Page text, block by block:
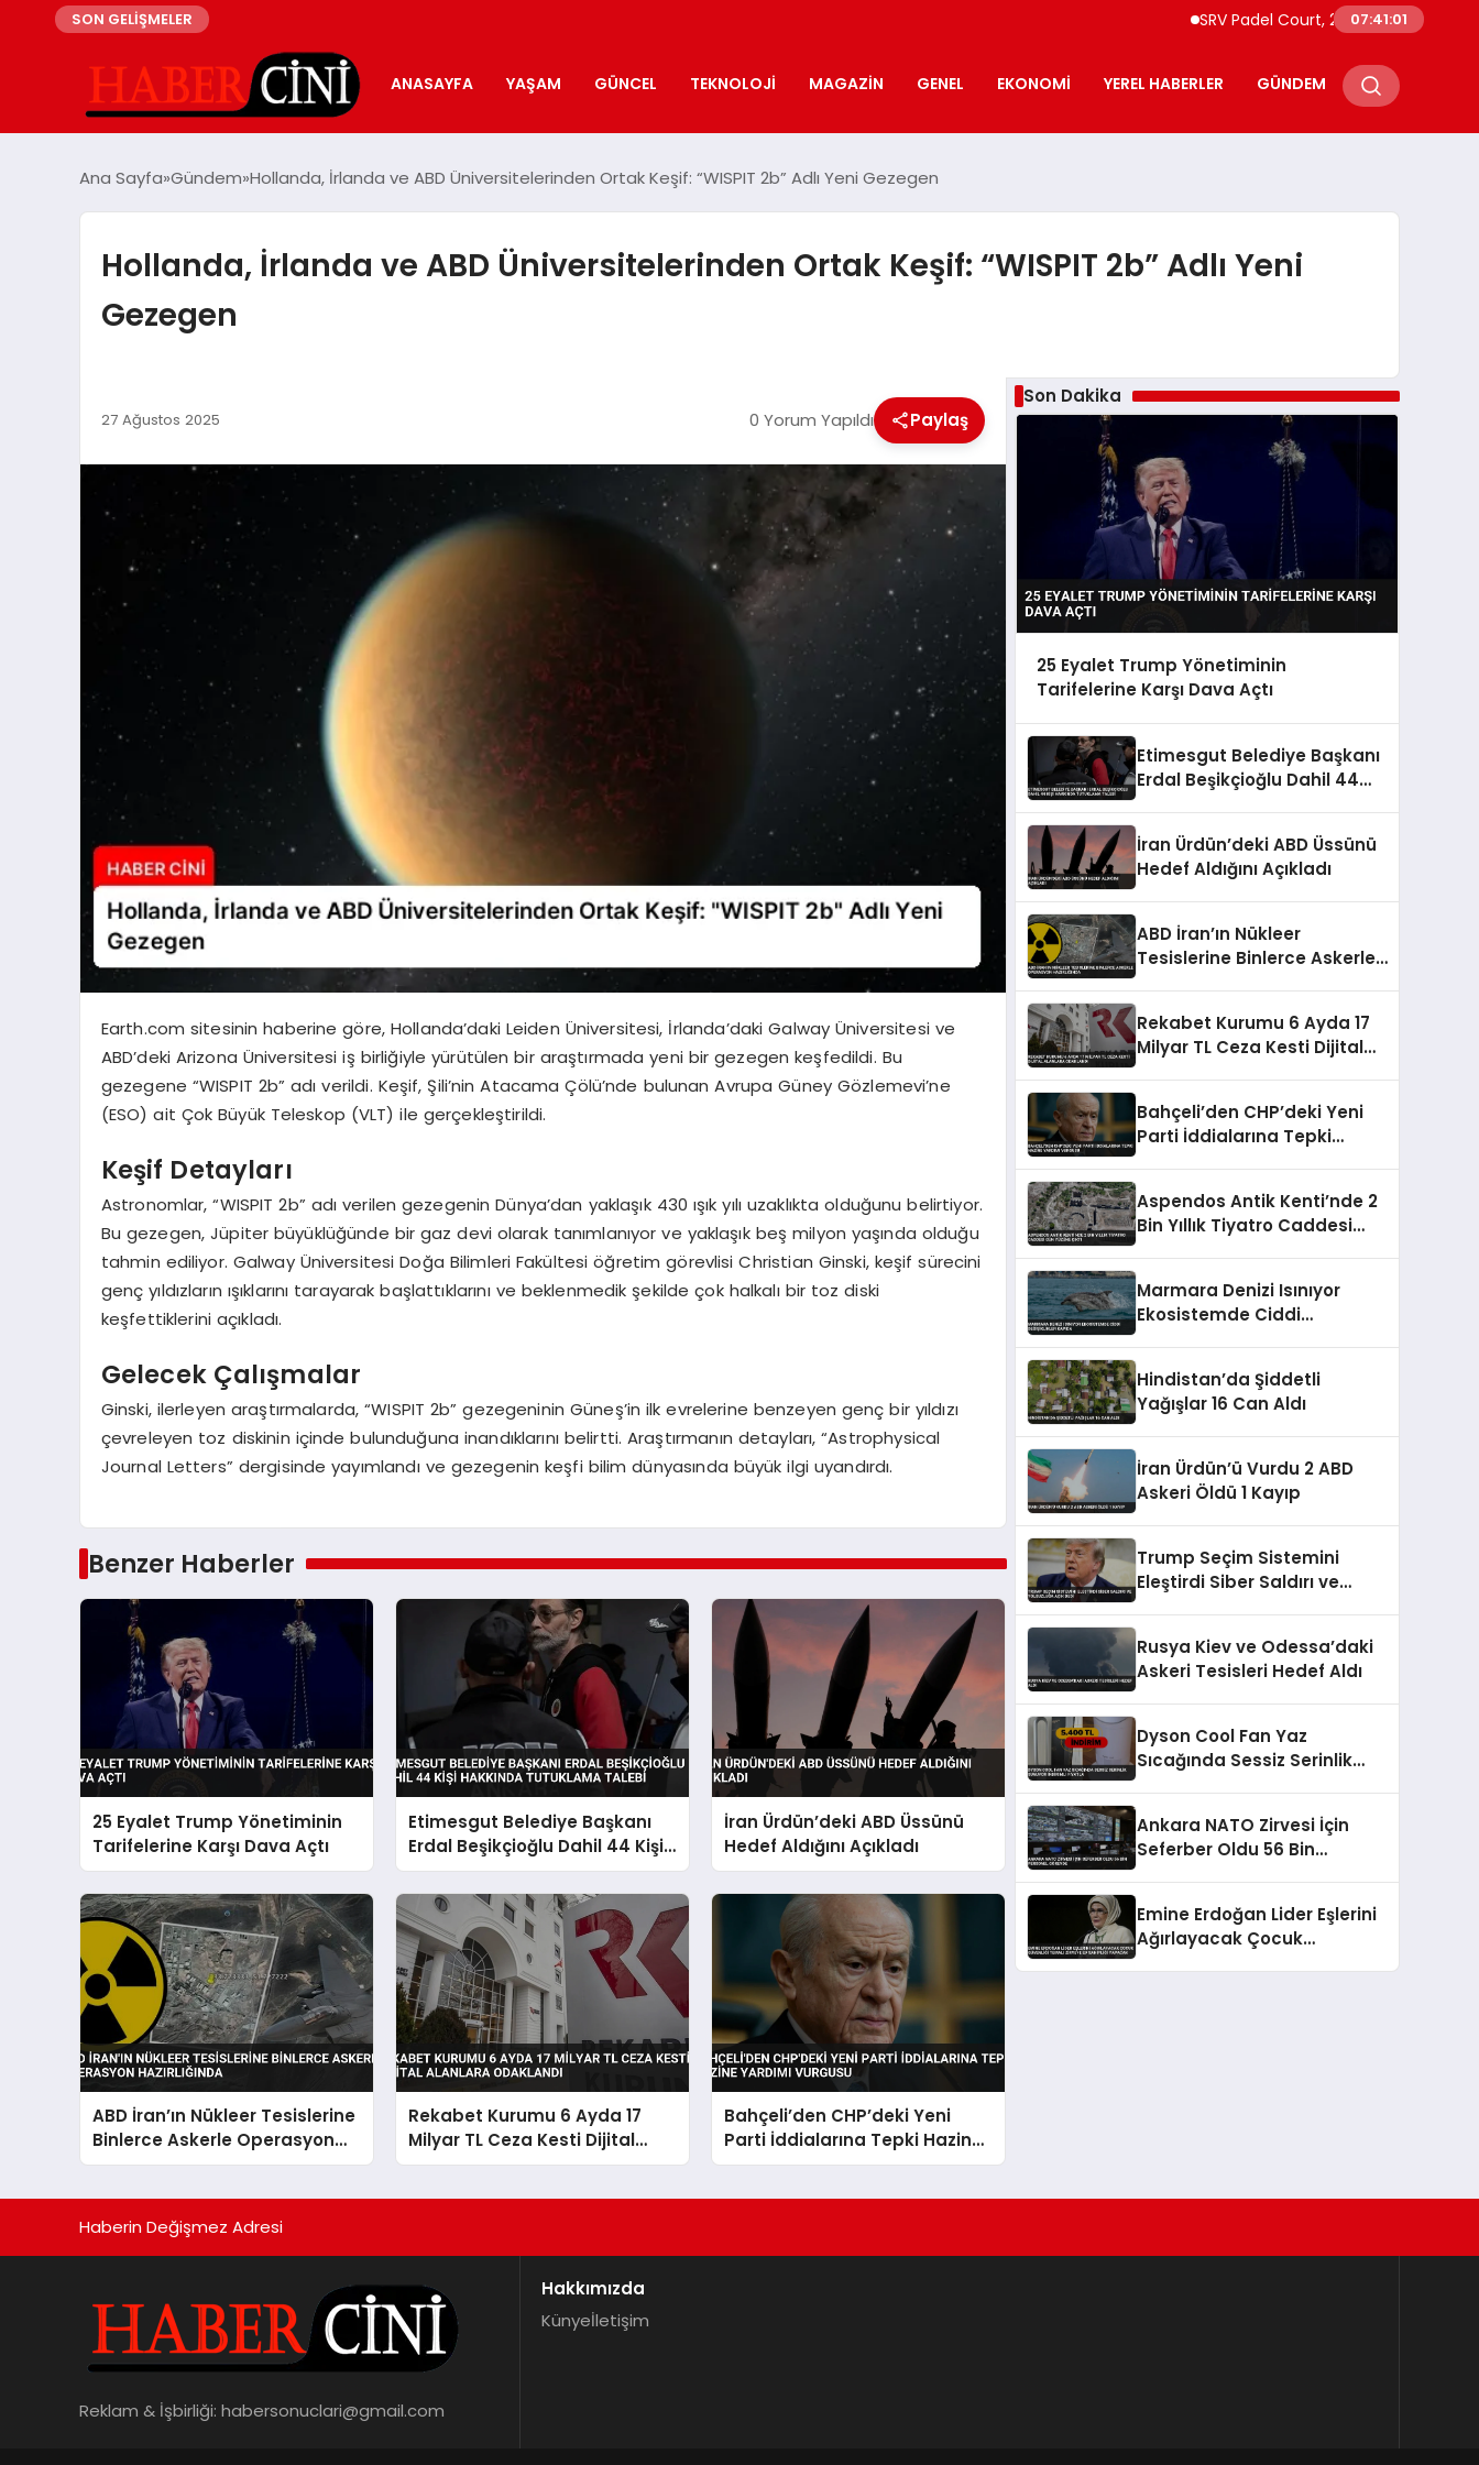
SON GELİŞMELER SRV Padel Court, 24 Ülkeye İhracat
07:41:02
ANASAYFA YAŞAM GÜNCEL TEKNOLOJI MAGAZIN GENEL EKONOMI YEREL HABERLER GÜNDEM
Ana Sayfa Gündem Hollanda, İrlanda ve ABD Üniversitelerinden Ortak Keşif: “WISPIT 2b” Adlı Yeni Gezegen
Hollanda, İrlanda ve ABD Üniversitelerinden Ortak Keşif: “WISPIT 2b” Adlı Yeni
Gezegen
27 Ağustos 2025 0 Yorum Yapıldı Paylaş
Earth.com sitesinin haberine göre, Hollanda’daki Leiden Üniversitesi, İrlanda’daki Galway Üniversitesi ve
ABD’deki Arizona Üniversitesi iş birliğiyle yürütülen bir araştırmada yeni bir gezegen keşfedildi. Bu
gezegene “WISPIT 2b” adı verildi. Keşif, Şili’nin Atacama Çölü’nde bulunan Avrupa Güney Gözlemevi’ne
(ESO) ait Çok Büyük Teleskop (VLT) ile gerçekleştirildi.
Keşif Detayları
Astronomlar, “WISPIT 2b” adı verilen gezegenin Dünya’dan yaklaşık 430 ışık yılı uzaklıkta olduğunu belirtiyor.
Bu gezegen, Jüpiter büyüklüğünde bir gaz devi olarak tanımlanıyor ve yaklaşık beş milyon yaşında olduğu
tahmin ediliyor. Galway Üniversitesi Doğa Bilimleri Fakültesi öğretim görevlisi Christian Ginski, keşif sürecini
genç yıldızların ışıklarını tarayarak başlattıklarını ve beklenmedik şekilde çok halkalı bir toz diski
keşfettiklerini açıkladı.
Gelecek Çalışmalar
Ginski, ilerleyen araştırmalarda, “WISPIT 2b” gezegeninin Güneş’in ilk evrelerine benzeyen genç bir yıldızı
çevreleyen toz diskinin içinde bulunduğuna inandıklarını belirtti. Araştırmanın detayları, “Astrophysical
Journal Letters” dergisinde yayımlandı ve gezegenin keşfi bilim dünyasında büyük ilgi uyandırdı.
Benzer Haberler
25 Eyalet Trump Yönetiminin
Tarifelerine Karşı Dava Açtı
Etimesgut Belediye Başkanı
Erdal Beşikçioğlu Dahil 44 Kişi
Hakkında Tutuklama Talebi
İran Ürdün’deki ABD Üssünü
Hedef Aldığını Açıkladı
ABD İran’ın Nükleer Tesislerine
Binlerce Askerle Operasyon
Hazırlığında
Rekabet Kurumu 6 Ayda 17
Milyar TL Ceza Kesti Dijital
Alanlara Odaklandı
Bahçeli’den CHP’deki Yeni
Parti İddialarına Tepki Hazine
Yardımı Vurgusu
Son Dakika
25 Eyalet Trump Yönetiminin
Tarifelerine Karşı Dava Açtı
Etimesgut Belediye Başkanı
Erdal Beşikçioğlu Dahil 44
İran Ürdün’deki ABD Üssünü
Hedef Aldığını Açıkladı
ABD İran’ın Nükleer
Tesislerine Binlerce Askerle
Rekabet Kurumu 6 Ayda 17
Milyar TL Ceza Kesti Dijital
Bahçeli’den CHP’deki Yeni
Parti İddialarına Tepki
Aspendos Antik Kenti’nde 2
Bin Yıllık Tiyatro Caddesi
Marmara Denizi Isınıyor
Ekosistemde Ciddi
Hindistan’da Şiddetli
Yağışlar 16 Can Aldı
İran Ürdün’ü Vurdu 2 ABD
Askeri Öldü 1 Kayıp
Trump Seçim Sistemini
Eleştirdi Siber Saldırı ve
Rusya Kiev ve Odessa’daki
Askeri Tesisleri Hedef Aldı
Dyson Cool Fan Yaz
Sıcağında Sessiz Serinlik
Ankara NATO Zirvesi İçin
Seferber Oldu 56 Bin
Emine Erdoğan Lider Eşlerini
Ağırlayacak Çocuk
Haberin Değişmez Adresi
Reklam & İşbirliği: habersonuclari@gmail.com
Hakkımızda
Künyeİletişim